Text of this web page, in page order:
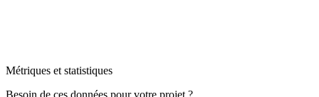
Métriques et statistiques